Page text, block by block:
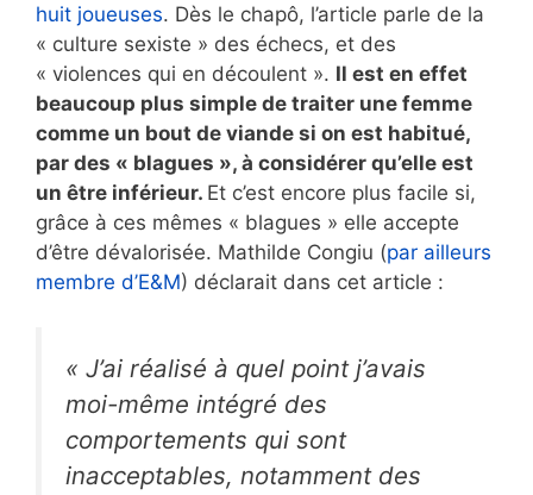
huit joueuses. Dès le chapô, l’article parle de la
« culture sexiste » des échecs, et des
« violences qui en découlent ». Il est en effet
beaucoup plus simple de traiter une femme
comme un bout de viande si on est habitué,
par des « blagues », à considérer qu’elle est
un être inférieur. Et c’est encore plus facile si,
grâce à ces mêmes « blagues » elle accepte
d’être dévalorisée. Mathilde Congiu (par ailleurs
membre d’E&M) déclarait dans cet article :
« J’ai réalisé à quel point j’avais
moi-même intégré des
comportements qui sont
inacceptables, notamment des